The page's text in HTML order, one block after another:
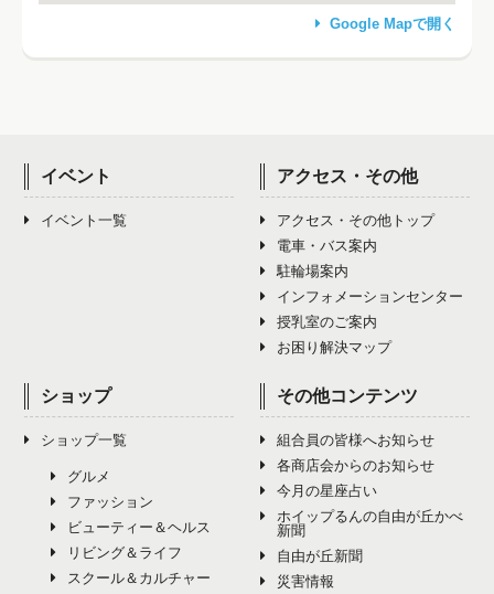
Google Mapで開く
イベント
イベント一覧
アクセス・その他
アクセス・その他トップ
電車・バス案内
駐輪場案内
インフォメーションセンター
授乳室のご案内
お困り解決マップ
ショップ
ショップ一覧
グルメ
ファッション
ビューティー＆ヘルス
リビング＆ライフ
スクール＆カルチャー
その他コンテンツ
組合員の皆様へお知らせ
各商店会からのお知らせ
今月の星座占い
ホイップるんの自由が丘かべ
新聞
自由が丘新聞
災害情報